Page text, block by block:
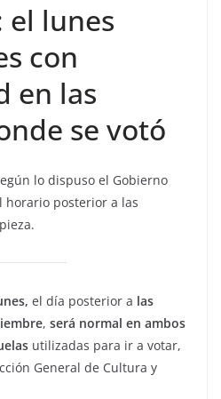
el lunes
con
en las
se votó
lo dispuso el Gobierno
horario posterior a las
el día posterior a las
, será normal en ambos
utilizadas para ir a votar,
General de Cultura y